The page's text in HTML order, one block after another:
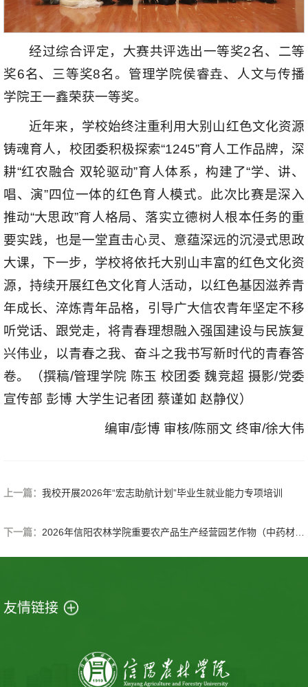
经过综合评定，大赛共评选出一等奖2名、二等
奖6名、三等奖8名。管理学院侯睿垚、人文与传播
学院王一鑫荣获一等奖。
近年来，学校始终注重利用大别山红色文化资源
铸魂育人，校团委积极探索“1245”育人工作品牌，深
耕“红农融合 双轮驱动”育人体系，构建了“学、讲、
唱、演”四位一体的红色育人模式。此次比赛是深入
推动“大思政”育人格局、落实立德树人根本任务的重
要实践，也是一堂直击心灵、意蕴深远的沉浸式思政
大课，下一步，学校将依托大别山丰富的红色文化资
源，持续开展红色文化育人活动，以红色基因滋养青
年成长、淬炼青年品格，引导广大信农青年坚定不移
听党话、跟党走，将青春理想融入强国建设与民族复
兴伟业，以青春之我、奋斗之我书写新时代的青春答
卷。（撰稿/管理学院 陈玉 校团委 魏竞超 摄影/党委
宣传部 彭博 大学生记者团 蔡谨如 赵静仪）
编审/彭博 审核/陈丽文 终审/徐大伟
上一篇： 我校开展2026年“宏志助航计划”毕业生就业能力专项培训
下一篇： 2026年信阳农林学院重要农产品生产经营园艺作物（中药材）高素质农民培训班开班
友情链接